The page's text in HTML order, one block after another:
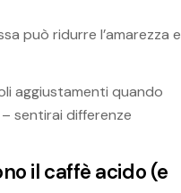
può ridurre l’amarezza e
aggiustamenti quando
sentirai differenze
il caffè acido (e